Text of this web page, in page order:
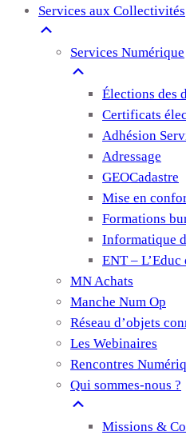
Services aux Collectivités
Services Numérique
Élections des
Certificats
Adhésion
Adressage
GEOCadastre
Mise en
Formations
Informatique
ENT –
MN Achats
Manche Num Op
Réseau d’objets
Les Webinaires
Rencontres
Qui sommes-nous ?
Missions &